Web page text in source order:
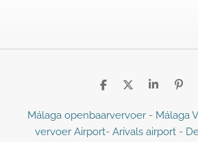
D
l
n
D
e
S
a
e
P
n
n
e
Málaga openbaarvervoer- Málaga
vervoer Airport- Arivals airport-